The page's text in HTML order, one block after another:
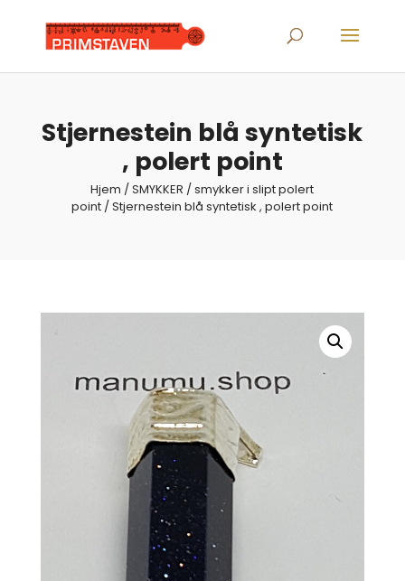
search
Stjernestein blå syntetisk
, polert point
Hjem /SMYKKER /smykker i slipt polert
point / Stjernestein blå syntetisk , polert point